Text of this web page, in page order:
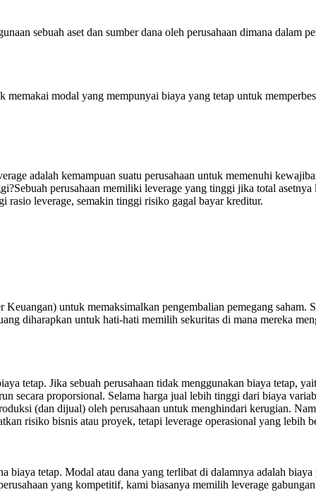
sebuah aset dan sumber dana oleh perusahaan dimana dalam
modal yang mempunyai biaya yang tetap untuk
adalah kemampuan suatu perusahaan untuk memenuhi
perusahaan memiliki leverage yang tinggi jika total
rasio leverage, semakin tinggi risiko gagal bayar kreditur.
untuk memaksimalkan pengembalian pemegang saham.
diharapkan untuk hati-hati memilih sekuritas di mana mereka
tetap. Jika sebuah perusahaan tidak menggunakan biaya tetap,
secara proporsional. Selama harga jual lebih tinggi dari biaya
(dan dijual) oleh perusahaan untuk menghindari kerugian.
risiko bisnis atau proyek, tetapi leverage operasional yang lebih
tetap. Modal atau dana yang terlibat di dalamnya adalah
yang kompetitif, kami biasanya memilih leverage